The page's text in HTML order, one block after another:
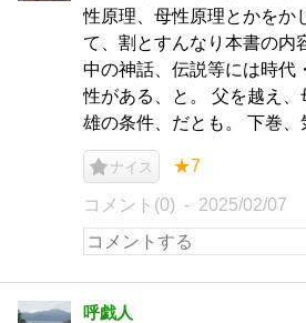
性原理、母性原理とかをか
て、割とすんなり本書の内
中の神話、伝説等には時代
性がある、と。 父を越え
雄の条件、だとも。 下巻、
ナイス ★7
コメント(0) 2025/02/07
呼戯人